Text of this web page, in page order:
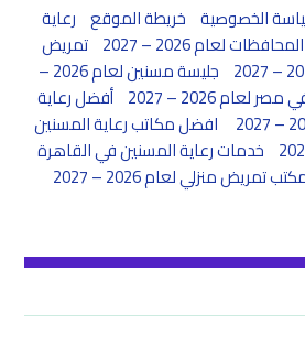
الخصوصية خريطة الموقع رعاية
لعام 2026 – 2027
تمريض
جليسة مسنين لعام 2026 –
2026 – 2027
أفضل رعاية
افضل مكاتب رعاية المسنين
خدمات رعاية المسنين في القاهرة
تمريض منزلي لعام 2026 – 2027